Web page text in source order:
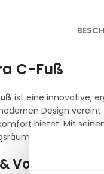
C-Fuß
ist eine innovative,
Design
bietet. Mit
und andere
Vorteile